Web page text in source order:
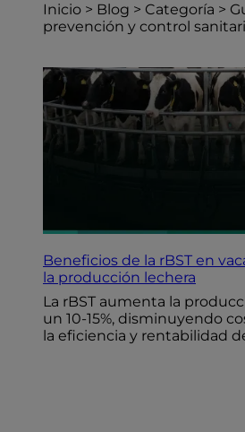
Inicio > Blog > Categoría >
prevención y control
Beneficios de la rBST en
la producción lechera
La rBST aumenta la
un 10-15%, disminuyendo
la eficiencia y rentabilidad